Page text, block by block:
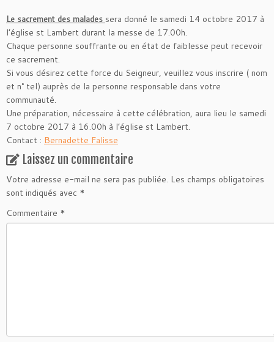
Le sacrement des malades sera donné le samedi 14 octobre 2017 à
l’église st Lambert durant la messe de 17.00h.
Chaque personne souffrante ou en état de faiblesse peut recevoir
ce sacrement.
Si vous désirez cette force du Seigneur, veuillez vous inscrire ( nom
et n° tel) auprès de la personne responsable dans votre
communauté.
Une préparation, nécessaire à cette célébration, aura lieu le samedi
7 octobre 2017 à 16.00h à l’église st Lambert.
Contact : Bernadette Falisse
Laissez un commentaire
Votre adresse e-mail ne sera pas publiée. Les champs obligatoires
sont indiqués avec *
Commentaire *